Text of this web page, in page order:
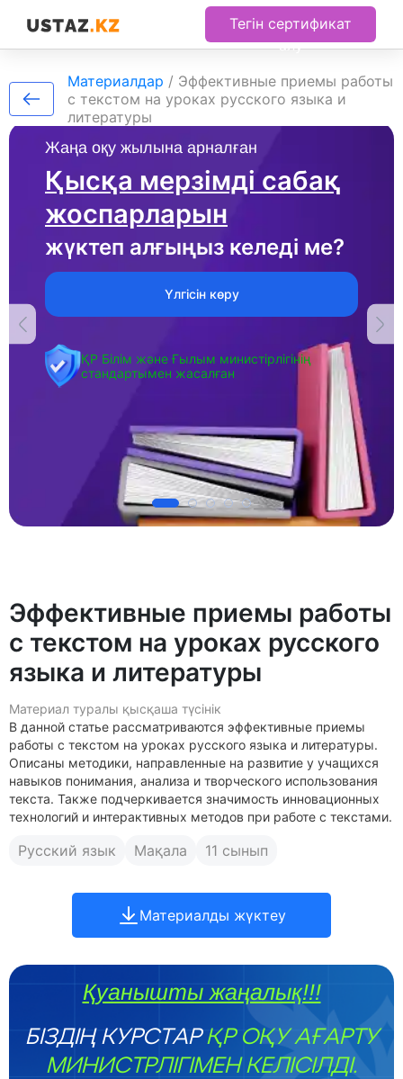
Тегін сертификат
алу
Жаңа оқу жылына арналған
Қысқа мерзімді сабақ
жоспарларын
жүктеп алғыңыз келеді ме?
Үлгісін көру
ҚР Білім және Ғылым министірлігінің
стандартымен жасалған
Материалдар / Эффективные приемы работы
с текстом на уроках русского языка и
литературы
Эффективные приемы работы
с текстом на уроках русского
языка и литературы
Материал туралы қысқаша түсінік
В данной статье рассматриваются эффективные приемы
работы с текстом на уроках русского языка и литературы.
Описаны методики, направленные на развитие у учащихся
навыков понимания, анализа и творческого использования
текста. Также подчеркивается значимость инновационных
технологий и интерактивных методов при работе с текстами.
Русский язык Мақала 11 сынып
Материалды жүктеу
Қуанышты жаңалық!!!
БІЗДІҢ КУРСТАРҚР ОҚУ АҒАРТУ
МИНИСТРЛІГІМЕН КЕЛІСІЛДІ.